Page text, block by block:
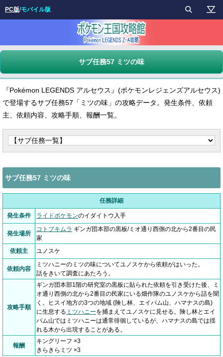
サブ任務57 ミツの味
『Pokémon LEGENDS アルセウス』(ポケモンレジェンズアルセウス)
で登場するサブ任務57「ミツの味」の攻略データ。発生条件、依頼
主、依頼内容、攻略手順、報酬一覧。
サブ任務57 ミツの味
任務詳細
発生条件 ライドポケモンのイダイトウ入手
発生場所
コトブキムラ ギンガ団本部の黒板/ミオ通り西側の北から2番目の民
家
依頼主
ユノスケ
依頼内容
ミツハニーのミツの味についてユノスケから依頼がはいった。
話をきいて調査にあたろう。
攻略手順
ギンガ団本部1階の研究室の黒板に貼られた依頼を引き受けた後、ミ
オ通り西側の北から2番目の民家にいる畑作隊のユノスケから話を聞
く。ヒスイ地方の3つの地域 (険し林、エイパム山、ハマナスの島)
に生息する ミツハニーを捕まえてユノスケに見せる。険し林とエイ
パム山ではミツハニーは通常徘徊しているが、ハマナスの島では揺
れる木から出現することがある。
報酬
キングリーフ ×3
きらきらミツ ×3
PC版/モバイル版